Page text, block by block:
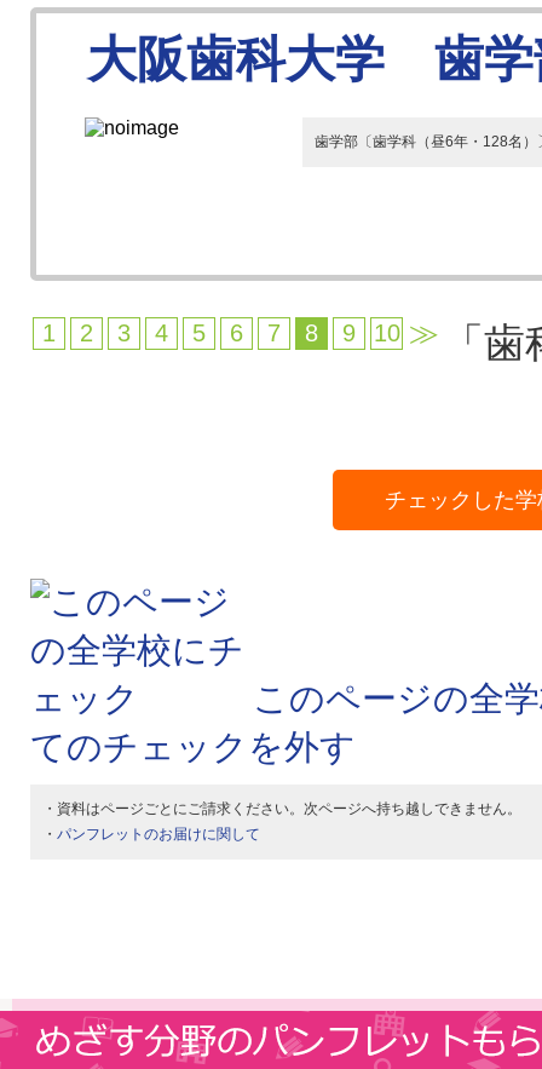
大阪歯科大学 歯学
歯学部〔歯学科（昼6年・128名）
1 2 3 4 5 6 7 8 9 10 ≫ 「
チェックした
このページの全
てのチェックを外す
・資料はページごとにご請求ください。次ページへ持ち越しできません。
・ パンフレットのお届けに関して